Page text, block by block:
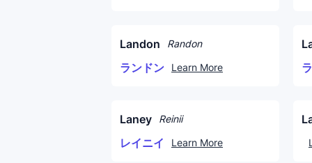
Landon Randon
ランドン Learn More
Laney Reinii
レイニイ Learn More